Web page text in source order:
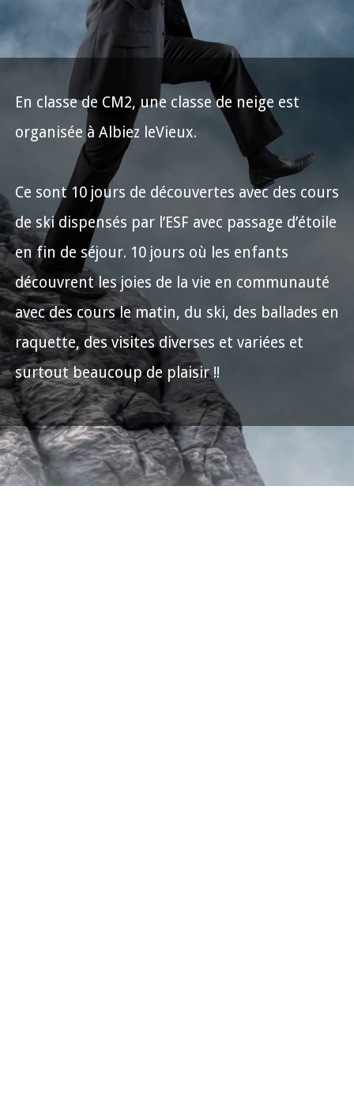
En classe de CM2, une classe de neige est
organisée à Albiez leVieux.
Ce sont 10 jours de découvertes avec des cours
de ski dispensés par l’ESF avec passage d’étoile
en fin de séjour. 10 jours où les enfants
découvrent les joies de la vie en communauté
avec des cours le matin, du ski, des ballades en
raquette, des visites diverses et variées et
surtout beaucoup de plaisir !!